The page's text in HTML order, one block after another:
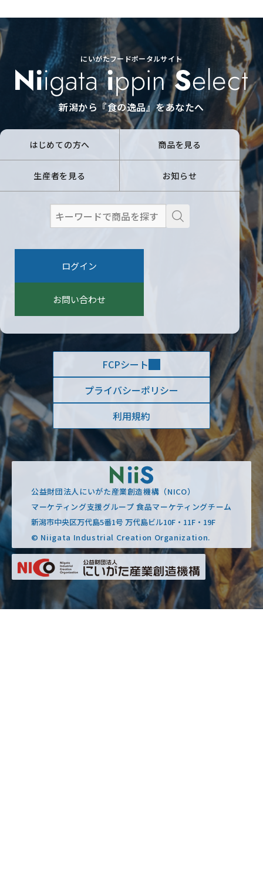
にいがたフードポータルサイト
新潟から『食の逸品』をあなたへ
はじめての方へ 商品を見る
生産者を見る お知らせ
検
ログイン
お問い合わせ
FCPシート
プライバシーポリシー
利用規約
公益財団法人にいがた産業創造機構（NICO）
マーケティング支援グループ 食品マーケティングチーム
新潟市中央区万代島5番1号 万代島ビル10F・11F・19F
© Niigata Industrial Creation Organization.